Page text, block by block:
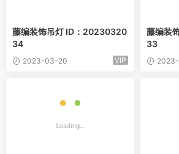
藤编装饰吊灯 ID：20230320
34
2023-03-20 VIP
藤编装
33